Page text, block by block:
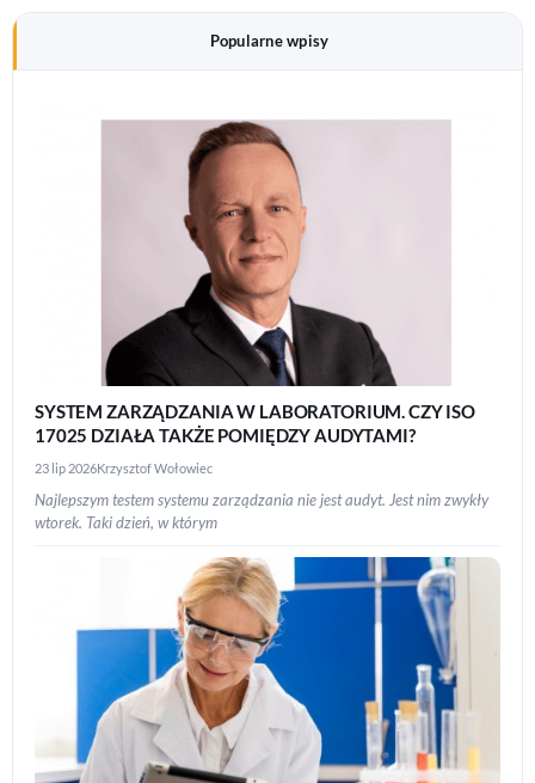
Popularne wpisy
SYSTEM ZARZĄDZANIA W LABORATORIUM. CZY ISO
17025 DZIAŁA TAKŻE POMIĘDZY AUDYTAMI?
23 lip 2026Krzysztof Wołowiec
Najlepszym testem systemu zarządzania nie jest audyt. Jest nim zwykły
wtorek. Taki dzień, w którym